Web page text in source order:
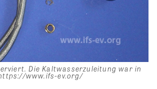
Die Kaltwasserzuleitung war in
www.ifs-ev.org/